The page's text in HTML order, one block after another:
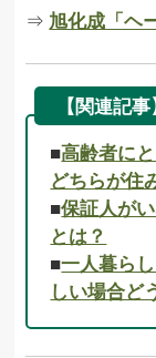
⇒ 旭化成「ヘ
【関連記事
■高齢者に
どちらが住
■保証人が
とは？
■一人暮ら
しい場合ど